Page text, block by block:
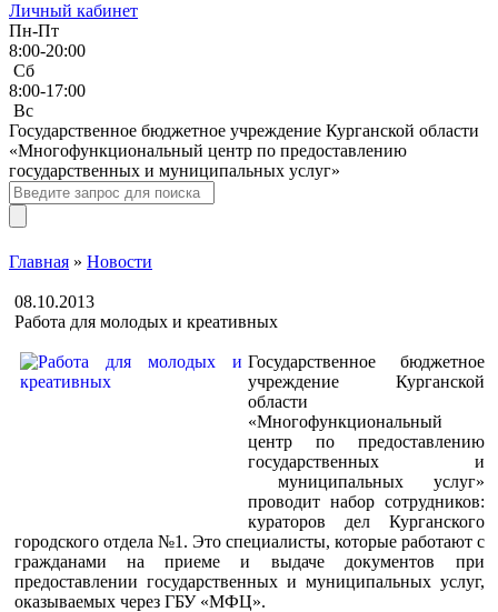
Личный кабинет
Пн-Пт
8:00-20:00
Сб
8:00-17:00
Bc
Государственное бюджетное учреждение Курганской области
«Многофункциональный центр по предоставлению
государственных и муниципальных услуг»
Главная » Новости
08.10.2013
Работа для молодых и креативных
Государственное бюджетное
учреждение Курганской
области
«Многофункциональный
центр по предоставлению
государственных и
муниципальных услуг»
проводит набор сотрудников:
кураторов дел Курганского
городского отдела №1. Это специалисты, которые работают с
гражданами на приеме и выдаче документов при
предоставлении государственных и муниципальных услуг,
оказываемых через ГБУ «МФЦ».